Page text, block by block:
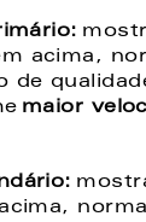
acima,
de
maior